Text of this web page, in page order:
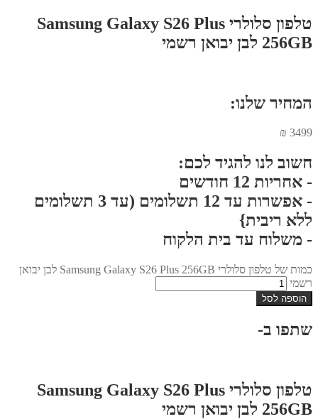
טלפון סלולרי Samsung Galaxy S26 Plus
256GB לבן יבואן רשמי
המחיר שלנו:
₪ 3499
חשוב לנו להגיד לכם:
- אחריות 12 חודשים
- אפשרות עד 12 תשלומים (עד 3 תשלומים
ללא ריבית}
- משלוח עד בית הלקוח
כמות של טלפון סלולרי Samsung Galaxy S26 Plus 256GB לבן יבואן
רשמי
הוספה לסל
שתפו ב-
טלפון סלולרי Samsung Galaxy S26 Plus
256GB לבן יבואן רשמי